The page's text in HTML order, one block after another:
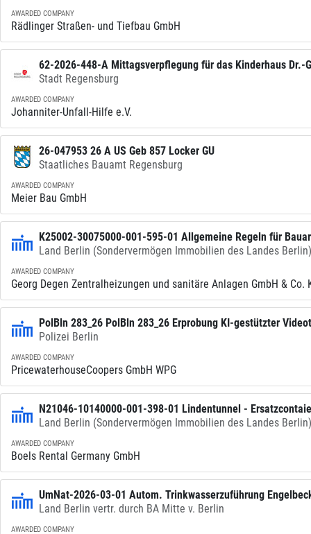
AWARDED COMPANY
Rädlinger Straßen- und Tiefbau GmbH
62-2026-448-A Mittagsverpflegung für das Kinderhaus Dr.-
Stadt Regensburg
AWARDED COMPANY
Johanniter-Unfall-Hilfe e.V.
26-047953 26 A US Geb 857 Locker GU
Staatliches Bauamt Regensburg
AWARDED COMPANY
Meier Bau GmbH
K25002-30075000-001-595-01 Allgemeine Regeln für
Land Berlin (Sondervermögen Immobilien des Landes
AWARDED COMPANY
Georg Degen Zentralheizungen und sanitäre Anlagen GmbH & Co.
PolBln 283_26 PolBln 283_26 Erprobung KI-gestützter
Polizei Berlin
AWARDED COMPANY
PricewaterhouseCoopers GmbH WPG
N21046-10140000-001-398-01 Lindentunnel -
Land Berlin (Sondervermögen Immobilien des Landes
AWARDED COMPANY
Boels Rental Germany GmbH
UmNat-2026-03-01 Autom. Trinkwasserzuführung
Land Berlin vertr. durch BA Mitte v. Berlin
AWARDED COMPANY